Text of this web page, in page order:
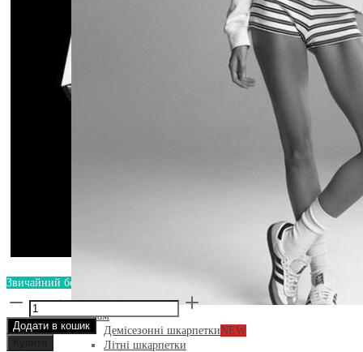
Жінкам
Демісезонні шкарпеткиNEW
Літні шкарпетки
Звичайний бокс - 0 грн.
Різдвяний
набір
від
Додати в кошик